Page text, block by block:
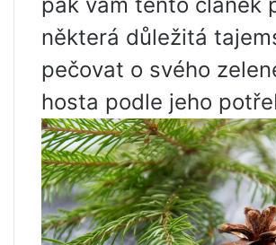
některá důležitá
pečovat o svého
hosta podle jeho